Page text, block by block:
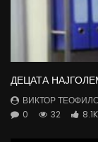
ДЕЦАТА
ВИКТОР
0
32 8.1K